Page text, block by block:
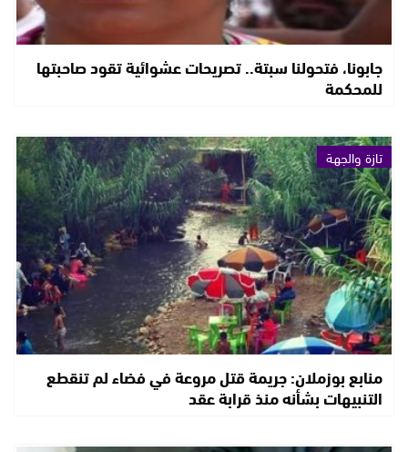
جابونا، فتحولنا سبتة.. تصريحات عشوائية تقود صاحبتها
للمحكمة
تازة والجهة
منابع بوزملان: جريمة قتل مروعة في فضاء لم تنقطع
التنبيهات بشأنه منذ قرابة عقد